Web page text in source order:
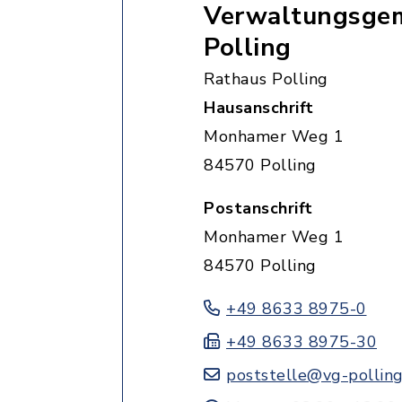
Polling
Rathaus Polling
Hausanschrift
Monhamer Weg 1
84570 Polling
Postanschrift
Monhamer Weg 1
84570 Polling
+49 8633 8975-0
+49 8633 8975-30
poststelle@vg-